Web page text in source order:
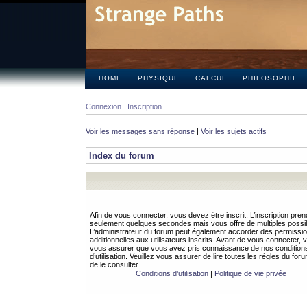
HOME PHYSIQUE CALCUL PHILOSOPHIE
Connexion Inscription
Voir les messages sans réponse | Voir les sujets actifs
Index du forum
Afin de vous connecter, vous devez être inscrit. L’inscription
seulement quelques secondes mais vous offre de multiples
L’administrateur du forum peut également accorder des
additionnelles aux utilisateurs inscrits. Avant de vous connecter,
vous assurer que vous avez pris connaissance de nos
d’utilisation. Veuillez vous assurer de lire toutes les règles du
de le consulter.
Conditions d’utilisation| Politique de vie privée